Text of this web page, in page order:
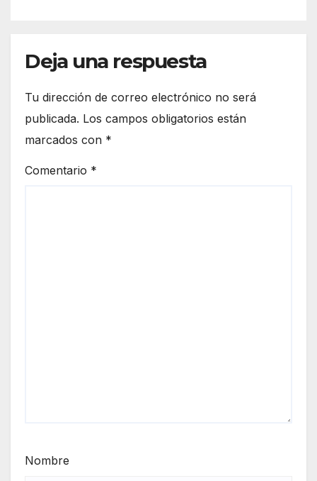
Deja una respuesta
Tu dirección de correo electrónico no será
publicada. Los campos obligatorios están
marcados con *
Comentario *
Nombre